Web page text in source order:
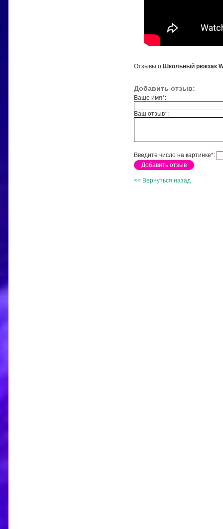
Отзывы о Школьный рюкзак
Добавить отзыв:
Ваше имя*:
Ваш отзыв*:
Введите число на картинке*:
<< Вернуться назад